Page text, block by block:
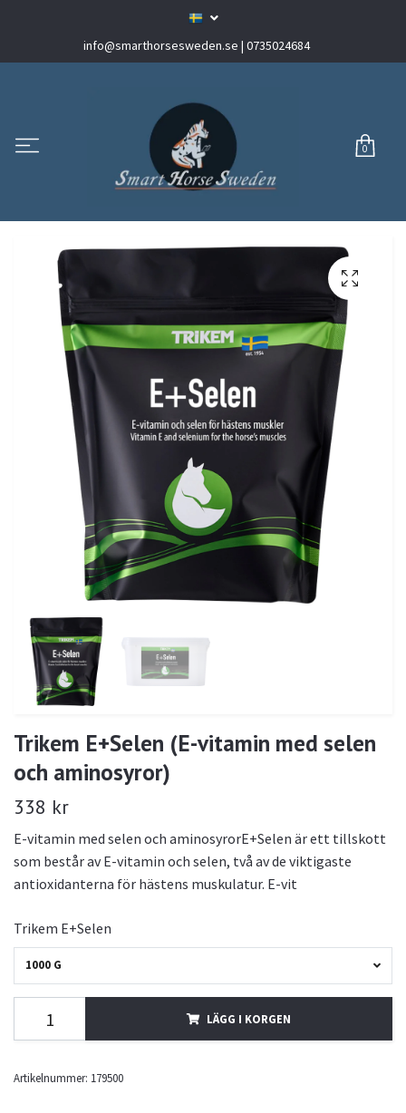
info@smarthorsesweden.se | 0735024684
0
Trikem E+Selen (E-vitamin med selen
och aminosyror)
338 kr
E-vitamin med selen och aminosyrorE+Selen är ett tillskott
som består av E-vitamin och selen, två av de viktigaste
antioxidanterna för hästens muskulatur. E-vit
Trikem E+Selen
1000 G
LÄGG I KORGEN
Artikelnummer: 179500